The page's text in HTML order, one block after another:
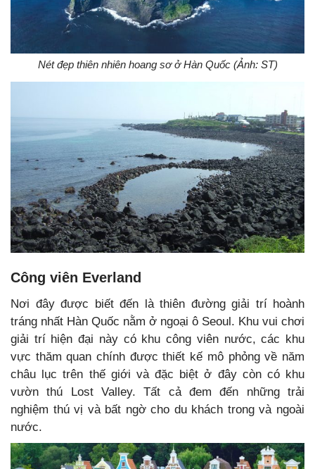
Nét đẹp thiên nhiên hoang sơ ở Hàn Quốc (Ảnh: ST)
Công viên Everland
Nơi đây được biết đến là thiên đường giải trí hoành
tráng nhất Hàn Quốc nằm ở ngoại ô Seoul. Khu vui chơi
giải trí hiện đại này có khu công viên nước, các khu
vực thăm quan chính được thiết kế mô phỏng về năm
châu lục trên thế giới và đặc biệt ở đây còn có khu
vườn thú Lost Valley. Tất cả đem đến những trải
nghiệm thú vị và bất ngờ cho du khách trong và ngoài
nước.